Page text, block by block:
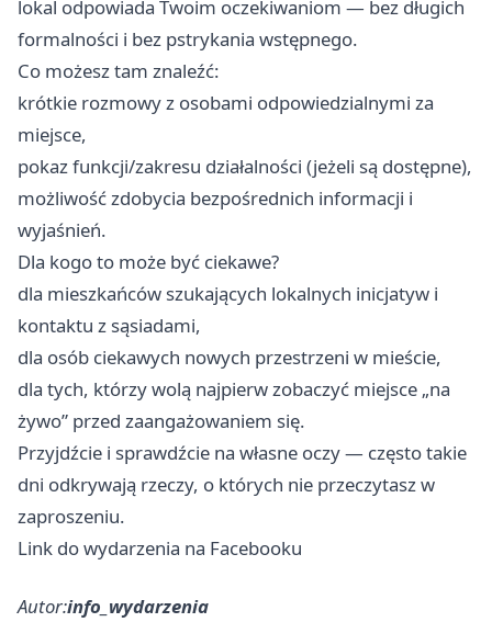
lokal odpowiada Twoim oczekiwaniom — bez długich
formalności i bez pstrykania wstępnego.
Co możesz tam znaleźć:
krótkie rozmowy z osobami odpowiedzialnymi za
miejsce,
pokaz funkcji/zakresu działalności (jeżeli są dostępne),
możliwość zdobycia bezpośrednich informacji i
wyjaśnień.
Dla kogo to może być ciekawe?
dla mieszkańców szukających lokalnych inicjatyw i
kontaktu z sąsiadami,
dla osób ciekawych nowych przestrzeni w mieście,
dla tych, którzy wolą najpierw zobaczyć miejsce „na
żywo” przed zaangażowaniem się.
Przyjdźcie i sprawdźcie na własne oczy — często takie
dni odkrywają rzeczy, o których nie przeczytasz w
zaproszeniu.
Link do wydarzenia na Facebooku
Autor:info_wydarzenia